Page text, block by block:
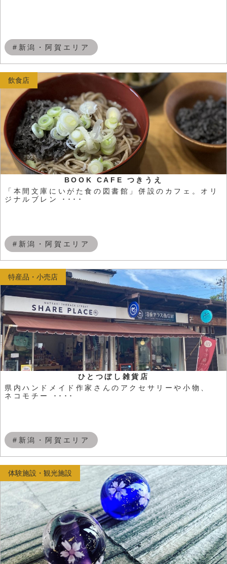
#新潟・阿賀エリア
BOOK CAFE つきうえ
「本間文庫にいがた食の図書館」併設のカフェ。オリ
ジナルブレン ････
#新潟・阿賀エリア
飲食店
ひとつぼし雑貨店
県内ハンドメイド作家さんのアクセサリーや小物、
ネコモチー ････
#新潟・阿賀エリア
特産品・小売店
体験施設・観光施設